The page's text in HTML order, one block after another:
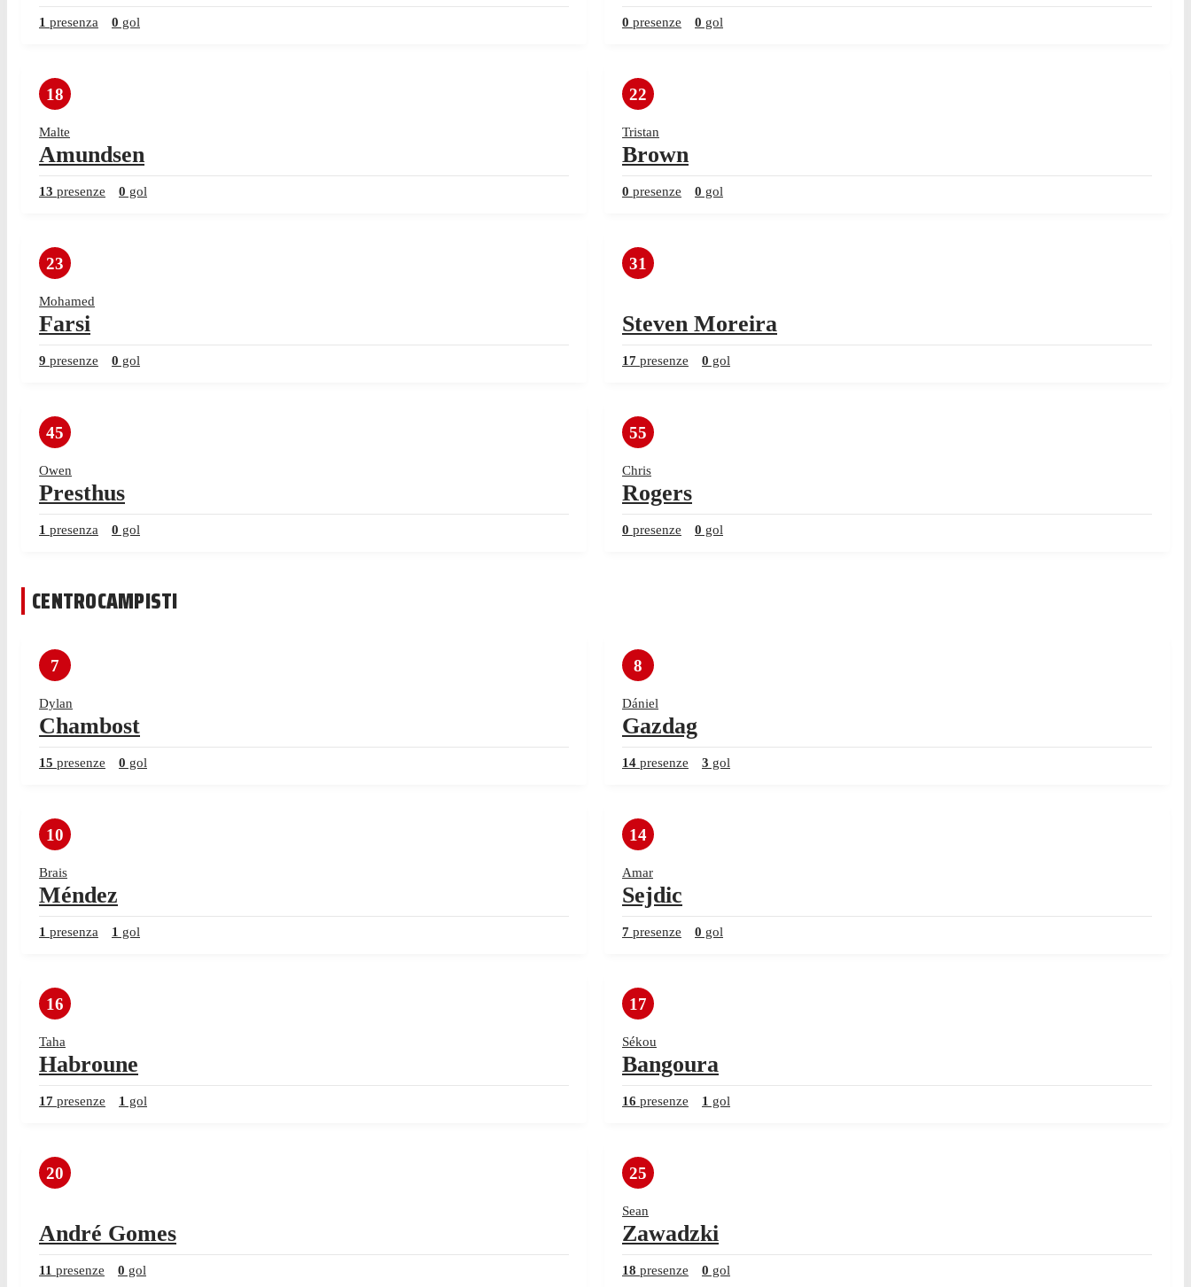
1 presenza 0 gol 0 presenze 0 gol
18
Malte
Amundsen
13 presenze 0 gol
22
Tristan
Brown
0 presenze 0 gol
23
Mohamed
Farsi
9 presenze 0 gol
31
Steven Moreira
17 presenze 0 gol
45
Owen
Presthus
1 presenza 0 gol
55
Chris
Rogers
0 presenze 0 gol
CENTROCAMPISTI
7
Dylan
Chambost
15 presenze 0 gol
8
Dániel
Gazdag
14 presenze 3 gol
10
Brais
Méndez
1 presenza 1 gol
14
Amar
Sejdic
7 presenze 0 gol
16
Taha
Habroune
17 presenze 1 gol
17
Sékou
Bangoura
16 presenze 1 gol
20
André Gomes
11 presenze 0 gol
25
Sean
Zawadzki
18 presenze 0 gol